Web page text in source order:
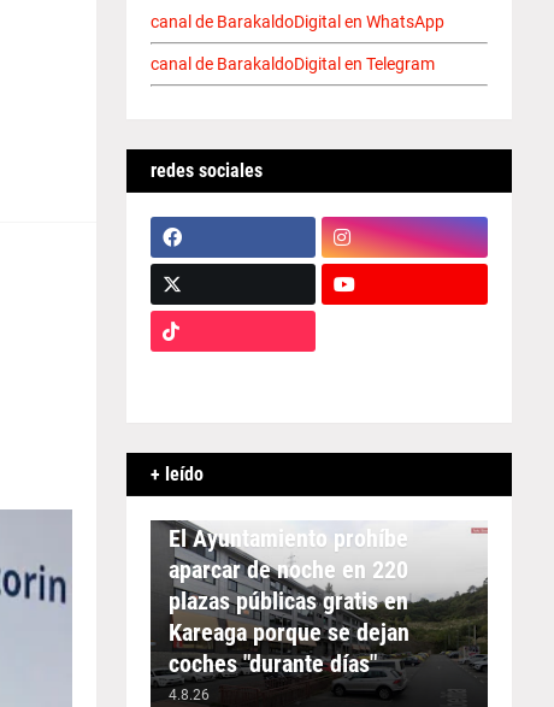
canal de BarakaldoDigital en WhatsApp
canal de BarakaldoDigital en Telegram
redes sociales
+ leído
APARCAMIENTO
El Ayuntamiento prohíbe
aparcar de noche en 220
plazas públicas gratis en
Kareaga porque se dejan
coches "durante días"
4.8.26